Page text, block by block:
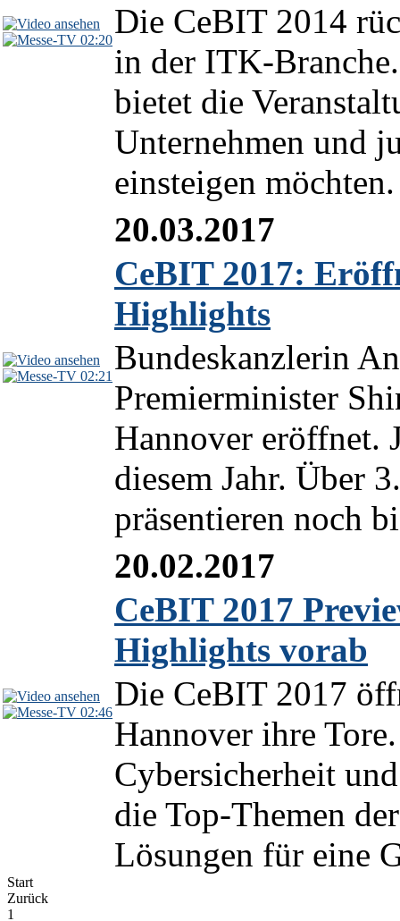
02:20Die CeBIT 2014
in der ITK-
bietet die
Unternehmen und
einsteigen
02:21
20.03.2017
CeBIT 2017:
Highlights
Bundeskanzlerin
Premierminister
Hannover eröffnet.
diesem Jahr. Über
präsentieren noch
02:46
20.02.2017
CeBIT 2017
Highlights vorab
Die CeBIT 2017
Hannover ihre
Cybersicherheit
die Top-Themen
Lösungen für eine
Start
Zurück
1